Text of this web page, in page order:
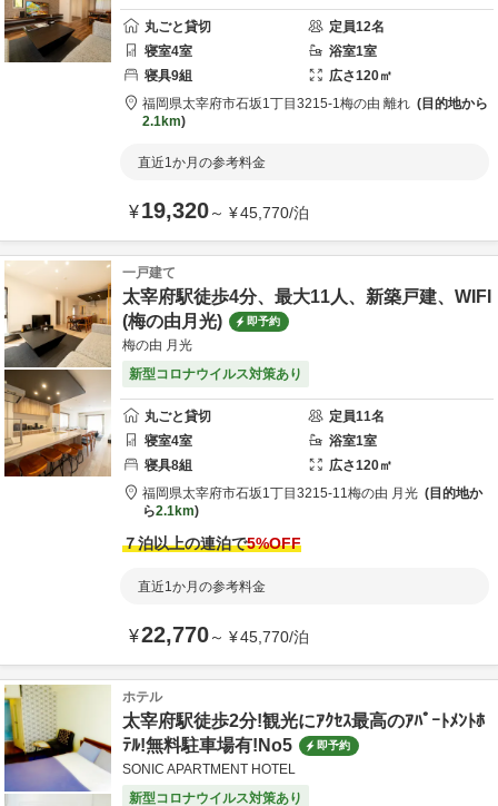
丸ごと貸切 定員12名
寝室4室 浴室1室
寝具9組 広さ120㎡
福岡県太宰府市石坂1丁目3215-1梅の由 離れ
目的地から
2.1km
直近1か月の参考料金
¥19,320～ ¥45,770/泊
一戸建て
太宰府駅徒歩4分、最大11人、新築戸建、WIFI
(梅の由月光)
即予約
梅の由 月光
新型コロナウイルス対策あり
丸ごと貸切 定員11名
寝室4室 浴室1室
寝具8組 広さ120㎡
福岡県太宰府市石坂1丁目3215-11梅の由 月光
目的地か
ら2.1km
７泊以上の連泊で5%OFF
直近1か月の参考料金
¥22,770～ ¥45,770/泊
ホテル
太宰府駅徒歩2分!観光にｱｸｾｽ最高のｱﾊﾟｰﾄﾒﾝﾄﾎ
ﾃﾙ!無料駐車場有!No5
即予約
SONIC APARTMENT HOTEL
新型コロナウイルス対策あり